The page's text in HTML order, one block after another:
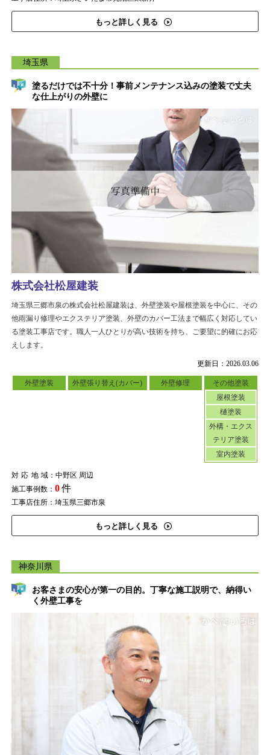
もっと詳しく見る
埼玉県
塗るだけでは不十分！事前メンテナンス込みの塗装で丈夫
な仕上がりの外壁に
更新日：2026.03.06
外壁塗装 外壁張り替え(カバー) 外壁修理
その他塗装
屋根塗装
樋塗装
外構・エクス
テリア塗装
室内塗装
対応地域：中野区 周辺
施工事例数： 0件
工事店住所：埼玉県三郷市泉
もっと詳しく見る
株式会社松屋建装
埼玉県三郷市泉の株式会社松屋建装は、外壁塗装や屋根塗装を中心に、その
他雨漏り修理やエクステリア塗装、外壁のカバー工法まで幅広く対応してい
る塗装工事店です。職人一人ひとりが高い技術を持ち、ご要望に的確にお応
えします。
神奈川県
お客さまの安心が第一の目的。丁寧な施工説明で、納得い
く外壁工事を